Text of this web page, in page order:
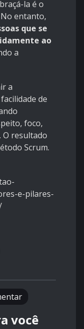
la é o
entanto,
que se
ao
a
a
de
foco,
resultado
Scrum.
e-pilares-
você